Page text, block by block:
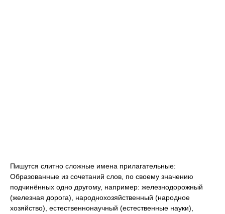
Пишутся слитно сложные имена прилагательные:
Образованные из сочетаний слов, по своему значению
подчинённых одно другому, например: железнодорожный
(железная дорога), народнохозяйственный (народное
хозяйство), естественнонаучный (естественные науки),